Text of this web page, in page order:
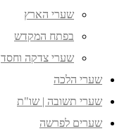
שערי הארץ
בפתח המקדש
שערי צדקה וחסד
שערי הלכה
שערי תשובה | שו"ת
שערים לפרשה